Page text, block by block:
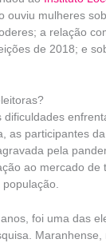
ouviu mulheres
a relação
de 2018; e
dificuldades
as participantes
pela
ao mercado de
foi uma das